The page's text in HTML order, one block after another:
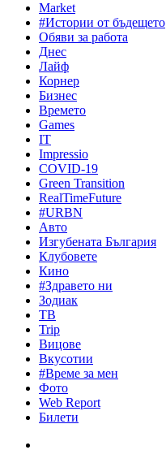
Market
#Истории от бъдещето
Обяви за работа
Днес
Лайф
Корнер
Бизнес
Времето
Games
IT
Impressio
COVID-19
Green Transition
RealTimeFuture
#URBN
Авто
Изгубената България
Клубовете
Кино
#Здравето ни
Зодиак
ТВ
Trip
Вицове
Вкусотии
#Време за мен
Фото
Web Report
Билети